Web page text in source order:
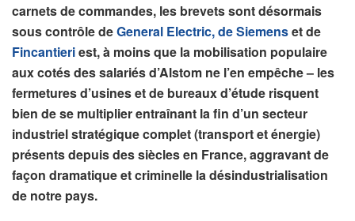
carnets de commandes, les brevets sont désormais
sous contrôle deGeneral Electric, de Siemenset de
Fincantieriest, à moins que la mobilisation populaire
aux cotés des salariés d’Alstom ne l’en empêche – les
fermetures d’usines et de bureaux d’étude risquent
bien de se multiplier entraînant la fin d’un secteur
industriel stratégique complet (transport et énergie)
présents depuis des siècles en France, aggravant de
façon dramatique et criminelle la désindustrialisation
de notre pays.